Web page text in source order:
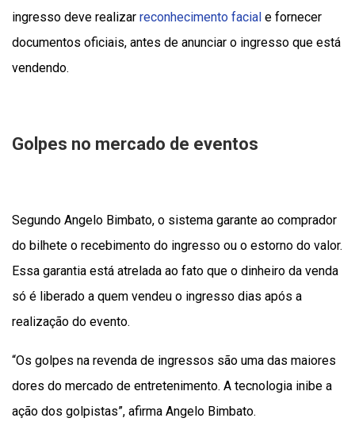
ingresso deve realizar reconhecimento facial e fornecer
documentos oficiais, antes de anunciar o ingresso que está
vendendo.
Golpes no mercado de eventos
Segundo Angelo Bimbato, o sistema garante ao comprador
do bilhete o recebimento do ingresso ou o estorno do valor.
Essa garantia está atrelada ao fato que o dinheiro da venda
só é liberado a quem vendeu o ingresso dias após a
realização do evento.
“Os golpes na revenda de ingressos são uma das maiores
dores do mercado de entretenimento. A tecnologia inibe a
ação dos golpistas”, afirma Angelo Bimbato.